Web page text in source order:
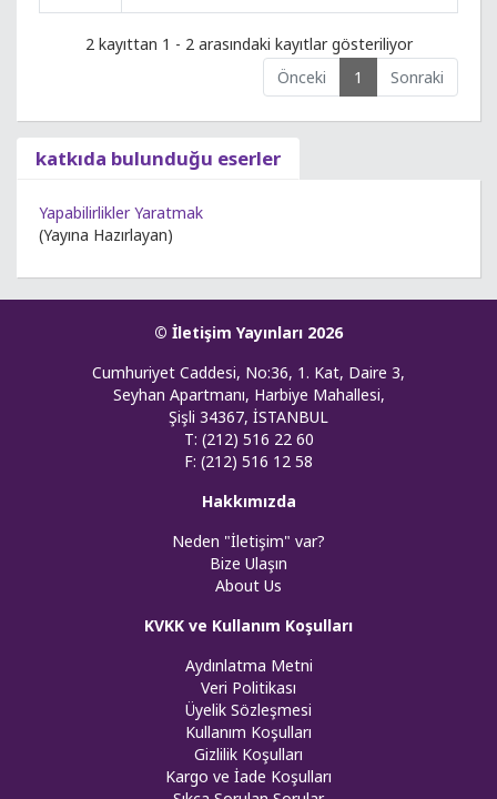
2 kayıttan 1 - 2 arasındaki kayıtlar gösteriliyor
Önceki
1 Sonraki
katkıda bulunduğu eserler
Yapabilirlikler Yaratmak
(Yayına Hazırlayan)
© İletişim Yayınları 2026
Cumhuriyet Caddesi, No:36, 1. Kat, Daire 3,
Seyhan Apartmanı, Harbiye Mahallesi,
Şişli 34367, İSTANBUL
T: (212) 516 22 60
F: (212) 516 12 58
Hakkımızda
Neden "İletişim" var?
Bize Ulaşın
About Us
KVKK ve Kullanım Koşulları
Aydınlatma Metni
Veri Politikası
Üyelik Sözleşmesi
Kullanım Koşulları
Gizlilik Koşulları
Kargo ve İade Koşulları